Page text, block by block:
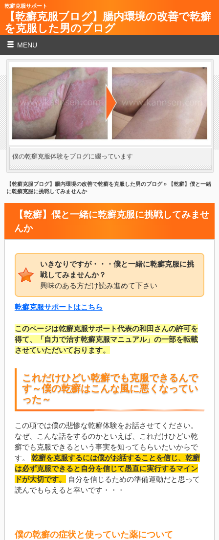
乾癬克服サポート
【乾癬克服ブログ】腸内環境の改善で乾癬
を克服した男のブログ
MENU
僕の乾癬克服体験をブログに綴っています
【乾癬克服ブログ】腸内環境の改善で乾癬を克服した男のブログ» 【乾癬】僕と一緒
に乾癬克服に挑戦してみませんか
【乾癬】僕と一緒に乾癬克服に挑戦してみませ
んか
いきなりですが・・・僕と一緒に乾癬克服に挑
戦してみませんか？
興味のある方だけ読み進めて下さい
乾癬克服サポートはこちら
このページは乾癬克服サポート代表の和田さんの許可を
得て、「自力で治す乾癬克服マニュアル」の一部を転載
させていただいております。
これだけひどい乾癬でも克服できるんで
す～僕の乾癬はこんな風に悪くなってい
った～
この項では僕の悲惨な乾癬体験をお話させてください。
なぜ、こんな話をするのかといえば、これだけひどい乾
癬でも克服できるという事実を知ってもらいたいからで
す。 乾癬を克服するには僕がお話することを信じ、乾癬
は必ず克服できると自分を信じて愚直に実行するマイン
ドが大切です。
自分を信じるための準備運動だと思って
読んでもらえると幸いです・・・
僕の乾癬の症状と使っていた薬について